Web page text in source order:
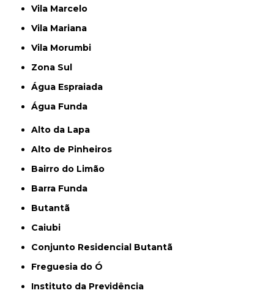
Vila Marcelo
Vila Mariana
Vila Morumbi
Zona Sul
Água Espraiada
Água Funda
Alto da Lapa
Alto de Pinheiros
Bairro do Limão
Barra Funda
Butantã
Caiubi
Conjunto Residencial Butantã
Freguesia do Ó
Instituto da Previdência